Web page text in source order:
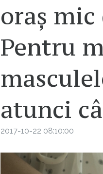
oraș
Pentru
atunci
2017-10-22 08:10:00